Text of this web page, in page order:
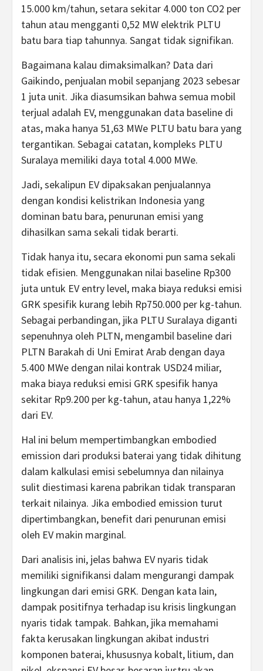
15.000 km/tahun, setara sekitar 4.000 ton CO2 per
tahun atau mengganti 0,52 MW elektrik PLTU
batu bara tiap tahunnya. Sangat tidak signifikan.
Bagaimana kalau dimaksimalkan? Data dari
Gaikindo, penjualan mobil sepanjang 2023 sebesar
1 juta unit. Jika diasumsikan bahwa semua mobil
terjual adalah EV, menggunakan data baseline di
atas, maka hanya 51,63 MWe PLTU batu bara yang
tergantikan. Sebagai catatan, kompleks PLTU
Suralaya memiliki daya total 4.000 MWe.
Jadi, sekalipun EV dipaksakan penjualannya
dengan kondisi kelistrikan Indonesia yang
dominan batu bara, penurunan emisi yang
dihasilkan sama sekali tidak berarti.
Tidak hanya itu, secara ekonomi pun sama sekali
tidak efisien. Menggunakan nilai baseline Rp300
juta untuk EV entry level, maka biaya reduksi emisi
GRK spesifik kurang lebih Rp750.000 per kg-tahun.
Sebagai perbandingan, jika PLTU Suralaya diganti
sepenuhnya oleh PLTN, mengambil baseline dari
PLTN Barakah di Uni Emirat Arab dengan daya
5.400 MWe dengan nilai kontrak USD24 miliar,
maka biaya reduksi emisi GRK spesifik hanya
sekitar Rp9.200 per kg-tahun, atau hanya 1,22%
dari EV.
Hal ini belum mempertimbangkan embodied
emission dari produksi baterai yang tidak dihitung
dalam kalkulasi emisi sebelumnya dan nilainya
sulit diestimasi karena pabrikan tidak transparan
terkait nilainya. Jika embodied emission turut
dipertimbangkan, benefit dari penurunan emisi
oleh EV makin marginal.
Dari analisis ini, jelas bahwa EV nyaris tidak
memiliki signifikansi dalam mengurangi dampak
lingkungan dari emisi GRK. Dengan kata lain,
dampak positifnya terhadap isu krisis lingkungan
nyaris tidak tampak. Bahkan, jika memahami
fakta kerusakan lingkungan akibat industri
komponen baterai, khususnya kobalt, litium, dan